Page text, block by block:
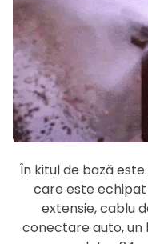
În kitul de bază
care este echipat
extensie, cablu
conectare auto, un